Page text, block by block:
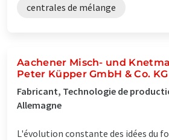
centrales de mélange
Aachener Misch- und
Peter Küpper GmbH & Co. KG
Fabricant, Technologie de
Allemagne
L'évolution constante des idées du